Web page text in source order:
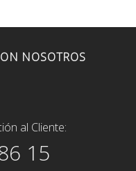
NOSOTROS
al Cliente:
15